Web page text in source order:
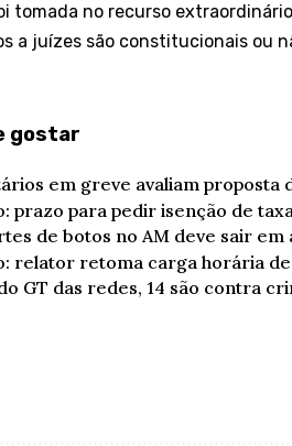
tomada no recurso
a juízes são constitucionais ou
gostar
em greve avaliam proposta
prazo para pedir isenção de
de botos no AM deve sair em
relator retoma carga horária
GT das redes, 14 são contra